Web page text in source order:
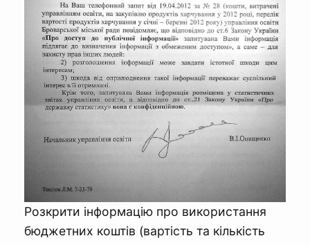
Розкрити інформацію про використання
бюджетних коштів (вартість та кількість